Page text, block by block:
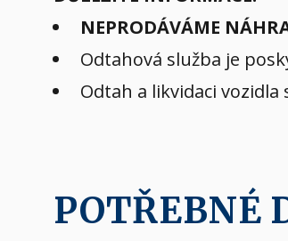
NEPRODÁVÁME
Odtahová služba je
Odtah a likvidaci
POTŘEBNÉ